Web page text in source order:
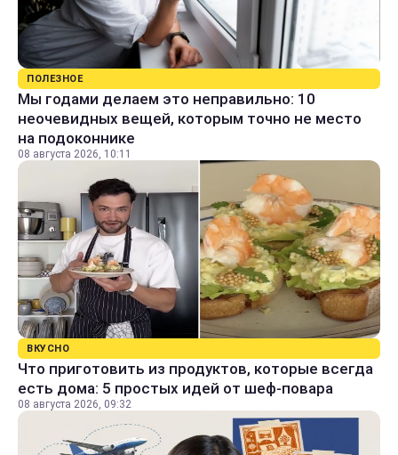
ПОЛЕЗНОЕ
Мы годами делаем это неправильно: 10
неочевидных вещей, которым точно не место
на подоконнике
08 августа 2026, 10:11
ВКУСНО
Что приготовить из продуктов, которые всегда
есть дома: 5 простых идей от шеф-повара
08 августа 2026, 09:32